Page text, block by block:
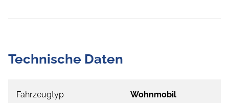
Technische Daten
Fahrzeugtyp Wohnmobil